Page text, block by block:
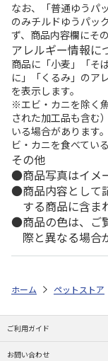
なお、「普通ゆうパ
のみチルドゆうパッ
ず、商品内容欄にそ
アレルギー情報に
商品に「小麦」「そ
に」「くるみ」のア
を表示します。
※エビ・カニを除く
された加工品も含む
いる場合があります
ビ・カニを食べてい
その他
商品写真はイメ
商品内容として
する商品に含ま
商品の色は、ご
際と異なる場合
ホーム ペットストア
ご利用ガイド
お問い合わせ